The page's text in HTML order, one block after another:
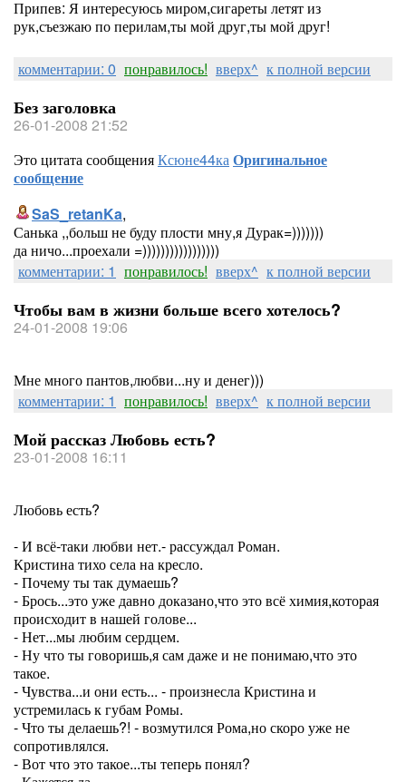
Припев: Я интересуюсь миром,сигареты летят из
рук,съезжаю по перилам,ты мой друг,ты мой друг!
комментарии: 0 понравилось! вверх^ к полной версии
Без заголовка
26-01-2008 21:52
Это цитата сообщенияКсюне44каОригинальное
сообщение
SaS_retanKa,
Санька ,,больш не буду плости мну,я Дурак=)))))))
да ничо...проехали =)))))))))))))))))
комментарии: 1 понравилось! вверх^ к полной версии
Чтобы вам в жизни больше всего хотелось?
24-01-2008 19:06
Мне много пантов,любви...ну и денег)))
комментарии: 1 понравилось! вверх^ к полной версии
Мой рассказ Любовь есть?
23-01-2008 16:11
Любовь есть?
- И всё-таки любви нет.- рассуждал Роман.
Кристина тихо села на кресло.
- Почему ты так думаешь?
- Брось...это уже давно доказано,что это всё химия,которая
происходит в нашей голове...
- Нет...мы любим сердцем.
- Ну что ты говоришь,я сам даже и не понимаю,что это
такое.
- Чувства...и они есть... - произнесла Кристина и
устремилась к губам Ромы.
- Что ты делаешь?! - возмутился Рома,но скоро уже не
сопротивлялся.
- Вот что это такое...ты теперь понял?